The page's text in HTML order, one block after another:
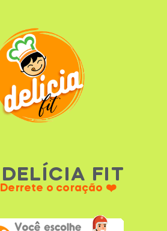
DELÍCIA FIT
Derrete o coração ❤️